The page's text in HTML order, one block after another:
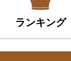
ランキング